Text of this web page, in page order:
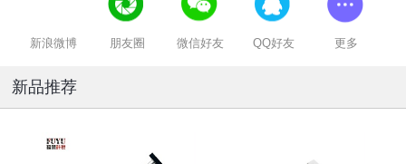
新浪微博 朋友圈 微信好友 QQ好友 更多
新品推荐